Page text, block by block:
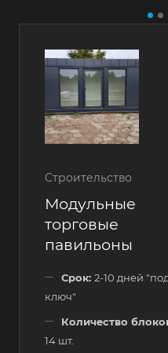
Строительство
Модульные
торговые
павильоны
Срок: 2-10 дней "под
ключ"
Количество
14 шт.